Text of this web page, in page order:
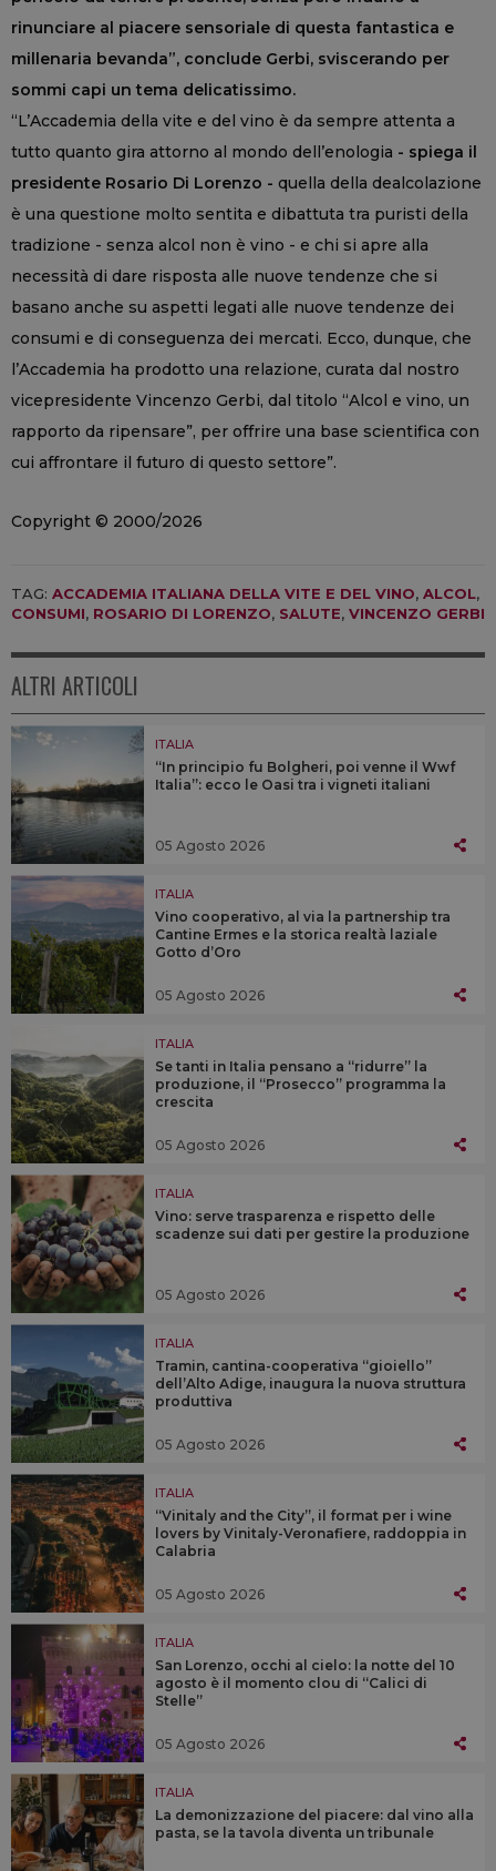
rinunciare al piacere sensoriale di questa fantastica e
millenaria bevanda”, conclude Gerbi, sviscerando per
sommi capi un tema delicatissimo.
“L’Accademia della vite e del vino è da sempre attenta a
tutto quanto gira attorno al mondo dell’enologia - spiega il
presidente Rosario Di Lorenzo - quella della dealcolazione
è una questione molto sentita e dibattuta tra puristi della
tradizione - senza alcol non è vino - e chi si apre alla
necessità di dare risposta alle nuove tendenze che si
basano anche su aspetti legati alle nuove tendenze dei
consumi e di conseguenza dei mercati. Ecco, dunque, che
l’Accademia ha prodotto una relazione, curata dal nostro
vicepresidente Vincenzo Gerbi, dal titolo “Alcol e vino, un
rapporto da ripensare”, per offrire una base scientifica con
cui affrontare il futuro di questo settore”.
Copyright © 2000/2026
TAG: ACCADEMIA ITALIANA DELLA VITE E DEL VINO, ALCOL,
CONSUMI, ROSARIO DI LORENZO, SALUTE, VINCENZO GERBI
ALTRI ARTICOLI
ITALIA
“In principio fu Bolgheri, poi venne il Wwf
Italia”: ecco le Oasi tra i vigneti italiani
05 Agosto 2026
ITALIA
Vino cooperativo, al via la partnership tra
Cantine Ermes e la storica realtà laziale
Gotto d’Oro
05 Agosto 2026
ITALIA
Se tanti in Italia pensano a “ridurre” la
produzione, il “Prosecco” programma la
crescita
05 Agosto 2026
ITALIA
Vino: serve trasparenza e rispetto delle
scadenze sui dati per gestire la produzione
05 Agosto 2026
ITALIA
Tramin, cantina-cooperativa “gioiello”
dell’Alto Adige, inaugura la nuova struttura
produttiva
05 Agosto 2026
ITALIA
“Vinitaly and the City”, il format per i wine
lovers by Vinitaly-Veronafiere, raddoppia in
Calabria
05 Agosto 2026
ITALIA
San Lorenzo, occhi al cielo: la notte del 10
agosto è il momento clou di “Calici di
Stelle”
05 Agosto 2026
ITALIA
La demonizzazione del piacere: dal vino alla
pasta, se la tavola diventa un tribunale